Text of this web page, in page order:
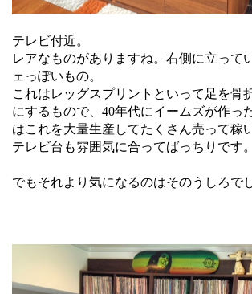
テレビ付近。
レアなものがありますね。右側に立って
ェっぽいもの。
これはレッグスプリントといって足を骨
にするもので、40年代にイームズが作っ
はこれを大量生産してたくさん売って稼
テレビ台も雰囲気に合ってばっちりです。
でもそれより気になるのはそのうしろで